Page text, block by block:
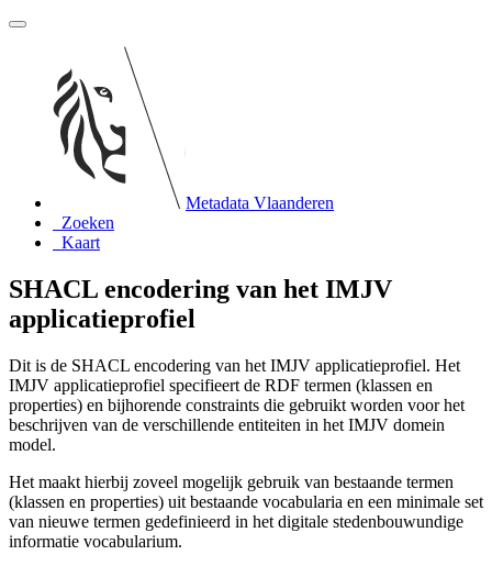
Metadata Vlaanderen
Zoeken
Kaart
SHACL encodering van het IMJV
applicatieprofiel
Dit is de SHACL encodering van het IMJV applicatieprofiel. Het
IMJV applicatieprofiel specifieert de RDF termen (klassen en
properties) en bijhorende constraints die gebruikt worden voor het
beschrijven van de verschillende entiteiten in het IMJV domein
model.
Het maakt hierbij zoveel mogelijk gebruik van bestaande termen
(klassen en properties) uit bestaande vocabularia en een minimale set
van nieuwe termen gedefinieerd in het digitale stedenbouwundige
informatie vocabularium.